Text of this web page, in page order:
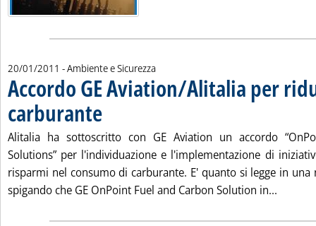
20/01/2011 - Ambiente e Sicurezza
Accordo GE Aviation/Alitalia per
carburante . Pubblicata giovedì 20 gennaio 2011 alle 14.25.
Alitalia ha sottoscritto con GE Aviation un accordo
Solutions” per l'individuazione e l'implementazione di
risparmi nel consumo di carburante. E' quanto si legge in una
spigando che GE OnPoint Fuel and Carbon Solution in...